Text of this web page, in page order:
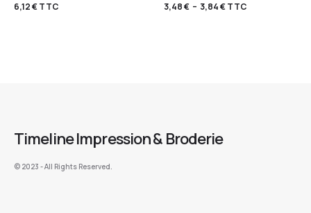
6,12€TTC 3,48€ – 3,84€TTC
Timeline Impression & Broderie
©️ 2023 - All Rights Reserved.